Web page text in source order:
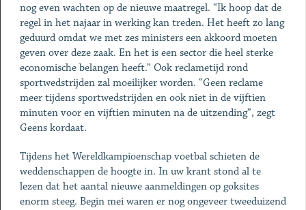
nog even wachten op de nieuwe maatregel. “Ik hoop dat de
regel in het najaar in werking kan treden. Het heeft zo lang
geduurd omdat we met zes ministers een akkoord moeten
geven over deze zaak. En het is een sector die heel sterke
economische belangen heeft.” Ook reclametijd rond
sportwedstrijden zal moeilijker worden. “Geen reclame
meer tijdens sportwedstrijden en ook niet in de vijftien
minuten voor en vijftien minuten na de uitzending”, zegt
Geens kordaat.
Tijdens het Wereldkampioenschap voetbal schieten de
weddenschappen de hoogte in. In uw krant stond al te
lezen dat het aantal nieuwe aanmeldingen op goksites
enorm steeg. Begin mei waren er nog ongeveer tweeduizend